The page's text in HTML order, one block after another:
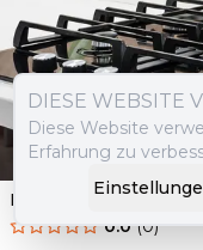
Küchenrückwand
0.0 (0)
Ab 69.90 € 34.90 €
DIESE WEBSITE
Diese Website
Erfahrung zu